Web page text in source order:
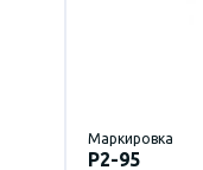
Маркировка
P2-95